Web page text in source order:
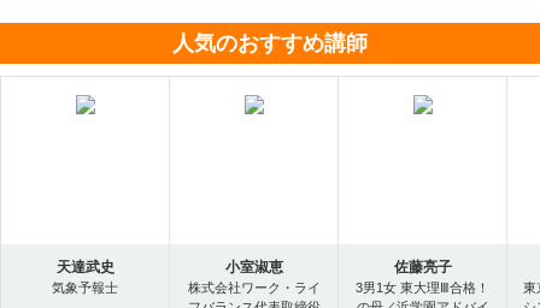
人気のおすすめ講師
天達武史
気象予報士
小室淑恵
株式会社ワーク・ライ
佐藤亮子
3男1女 東大理Ⅲ合格！
東